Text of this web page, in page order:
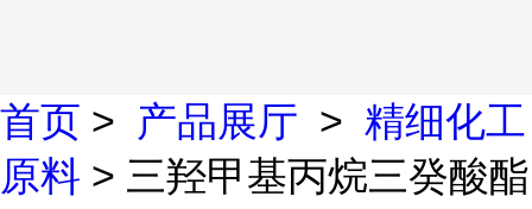
首页 > 产品展厅 > 精细化工
原料 > 三羟甲基丙烷三癸酸酯